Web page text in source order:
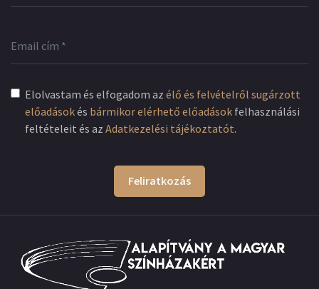
Elolvastam és elfogadom az élő és felvételről sugárzott
előadásokés bármikor elérhető előadások felhasználási
feltételeit és az Adatkezelési tájékoztatót.
Feliratkozás